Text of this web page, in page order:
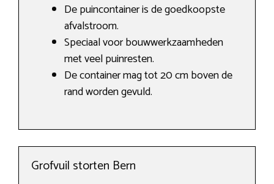
De puincontainer is de goedkoopste
afvalstroom.
Speciaal voor bouwwerkzaamheden
met veel puinresten.
De container mag tot 20 cm boven de
rand worden gevuld.
Grofvuil storten Bern